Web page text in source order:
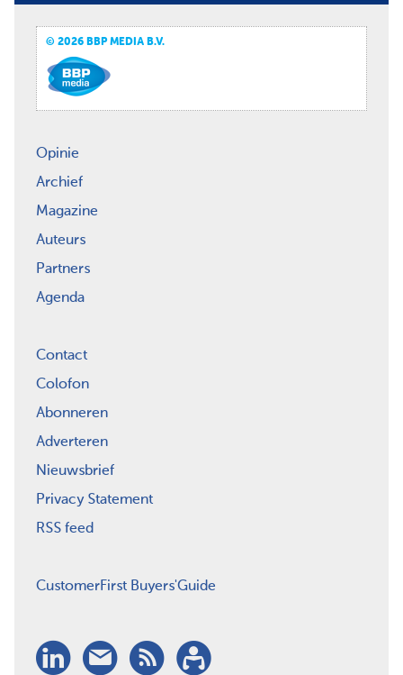
© 2026 BBP MEDIA B.V.
Opinie
Archief
Magazine
Auteurs
Partners
Agenda
Contact
Colofon
Abonneren
Adverteren
Nieuwsbrief
Privacy Statement
RSS feed
CustomerFirst Buyers'Guide
LinkedIn
Nieuwsbrief
RSSAbonneren